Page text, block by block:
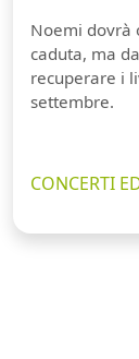
Noemi dovrà
caduta, ma
recuperare i
settembre.
CONCERTI